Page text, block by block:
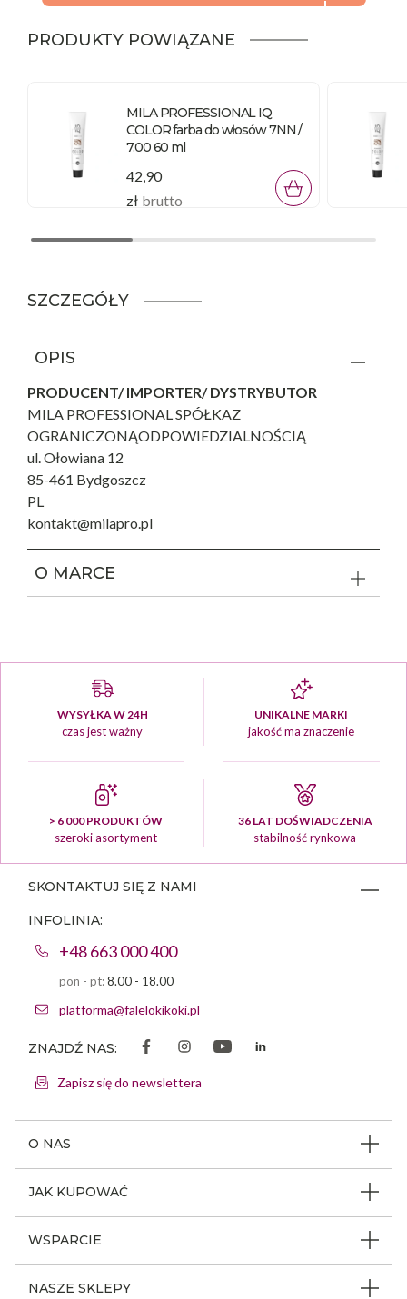
PRODUKTY POWIĄZANE
MILA PROFESSIONAL IQ
COLOR farba do włosów 7NN /
7.00 60 ml
42,90
zł brutto
SZCZEGÓŁY
OPIS
PRODUCENT/ IMPORTER/ DYSTRYBUTOR
MILA PROFESSIONAL SPÓŁKAZ
OGRANICZONĄODPOWIEDZIALNOŚCIĄ
ul. Ołowiana 12
85-461 Bydgoszcz
PL
kontakt@milapro.pl
O MARCE
WYSYŁKA W 24H
czas jest ważny
UNIKALNE MARKI
jakość ma znaczenie
> 6 000 PRODUKTÓW
szeroki asortyment
36 LAT DOŚWIADCZENIA
stabilność rynkowa
O NAS
Dlaczego FLK
JAK KUPOWAĆ
Polityka prywatności
WSPARCIE
NASZE SKLEPY
SKONTAKTUJ SIĘ Z NAMI
INFOLINIA:
+48 663 000 400
pon - pt:8.00 - 18.00
platforma@falelokikoki.pl
ZNAJDŹ NAS:
Zapisz się do newslettera